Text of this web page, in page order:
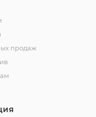
продаж